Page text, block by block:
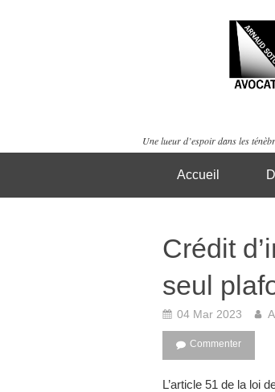
Une lueur d’espoir dans les
Accueil
Crédit
seul
04 Mar 2023
Commenter
L’article 51 de la loi